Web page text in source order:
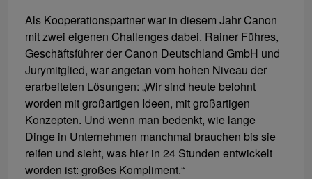
Als Kooperationspartner war in diesem Jahr Canon
mit zwei eigenen Challenges dabei. Rainer Führes,
Geschäftsführer der Canon Deutschland GmbH und
Jurymitglied, war angetan vom hohen Niveau der
erarbeiteten Lösungen: „Wir sind heute belohnt
worden mit großartigen Ideen, mit großartigen
Konzepten. Und wenn man bedenkt, wie lange
Dinge in Unternehmen manchmal brauchen bis sie
reifen und sieht, was hier in 24 Stunden entwickelt
worden ist: großes Kompliment.“